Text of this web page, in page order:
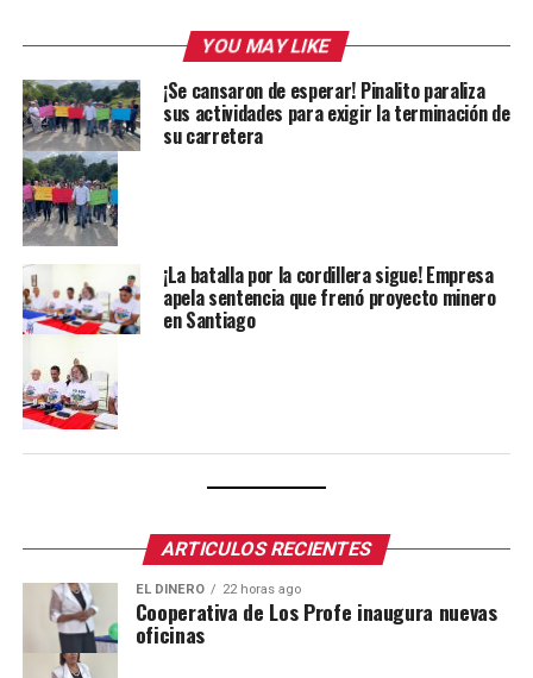
YOU MAY LIKE
¡Se cansaron de esperar! Pinalito paraliza
sus actividades para exigir la terminación de
su carretera
¡La batalla por la cordillera sigue! Empresa
apela sentencia que frenó proyecto minero
en Santiago
ARTICULOS RECIENTES
EL DINERO 22 horas ago
Cooperativa de Los Profe inaugura nuevas
oficinas